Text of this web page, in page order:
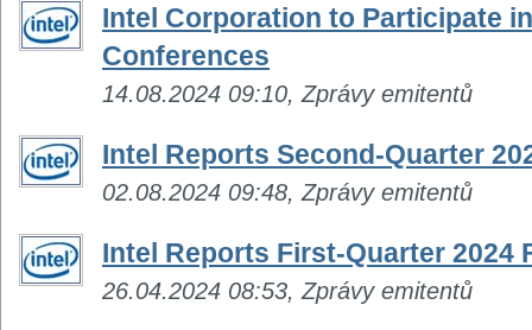
Intel Corporation to Participate
Conferences
14.08.2024 09:10, Zprávy emitentů
Intel Reports Second-Quarter
02.08.2024 09:48, Zprávy emitentů
Intel Reports First-Quarter 2024
26.04.2024 08:53, Zprávy emitentů